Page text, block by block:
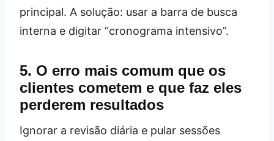
principal. A solução: usar a barra de busca
interna e digitar “cronograma intensivo”.
5. O erro mais comum que os
clientes cometem e que faz eles
perderem resultados
Ignorar a revisão diária e pular sessões